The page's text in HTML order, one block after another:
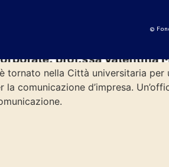
nella Città universitaria per
comunicazione d’impresa.
©